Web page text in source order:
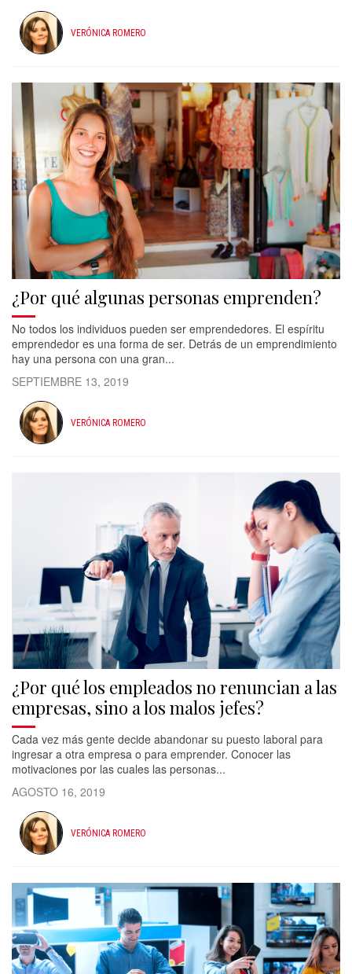
VERÓNICA ROMERO
¿Por qué algunas personas emprenden?
No todos los individuos pueden ser emprendedores. El espíritu
emprendedor es una forma de ser. Detrás de un emprendimiento
hay una persona con una gran...
SEPTIEMBRE 13, 2019
VERÓNICA ROMERO
¿Por qué los empleados no renuncian a las
empresas, sino a los malos jefes?
Cada vez más gente decide abandonar su puesto laboral para
ingresar a otra empresa o para emprender. Conocer las
motivaciones por las cuales las personas...
AGOSTO 16, 2019
VERÓNICA ROMERO